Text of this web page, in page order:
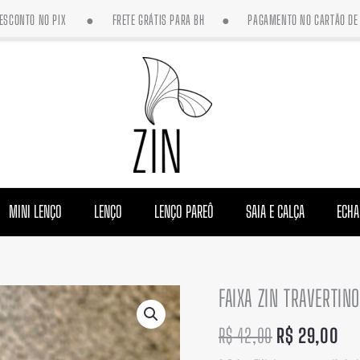
NO PIX ● FRETE GRÁTIS PARA BH ● PAGAMENTO NO CARTÃO DE
MINI LENÇO LENÇO LENÇO PAREÔ SAIA E CALÇA
FAIXA ZIN
R$42,00
O
preço
original
R$ 29,00
O
FAIXA
ZIN
TRAVERTINO